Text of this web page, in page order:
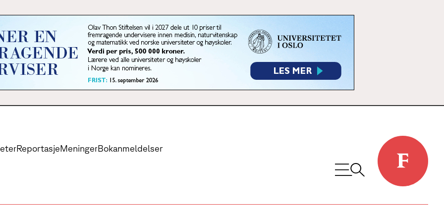
ReportasjeMeningerBokanmeldelser